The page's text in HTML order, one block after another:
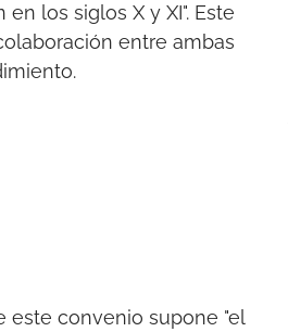
los siglos X y XI". Este
entre ambas
este convenio supone "el